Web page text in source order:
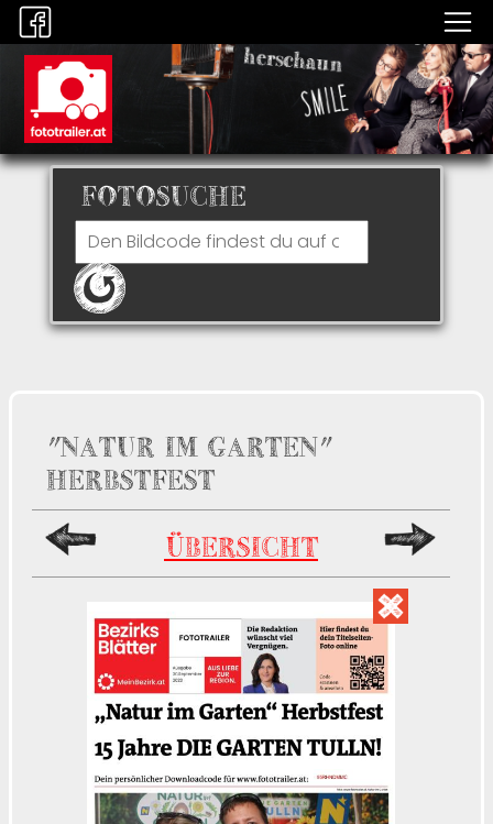
FOTOSUCHE
"NATUR IM GARTEN"
HERBSTFEST
ÜBERSICHT